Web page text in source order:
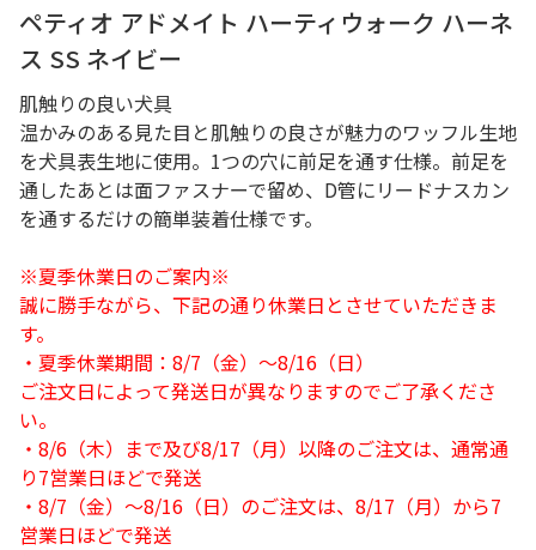
ペティオ アドメイト ハーティウォーク ハーネ
ス SS ネイビー
肌触りの良い犬具
温かみのある見た目と肌触りの良さが魅力のワッフル生地
を犬具表生地に使用。1つの穴に前足を通す仕様。前足を
通したあとは面ファスナーで留め、D管にリードナスカン
を通するだけの簡単装着仕様です。
※夏季休業日のご案内※
誠に勝手ながら、下記の通り休業日とさせていただきま
す。
・夏季休業期間：8/7（金）～8/16（日）
ご注文日によって発送日が異なりますのでご了承くださ
い。
・8/6（木）まで及び8/17（月）以降のご注文は、通常通
り7営業日ほどで発送
・8/7（金）～8/16（日）のご注文は、8/17（月）から7
営業日ほどで発送